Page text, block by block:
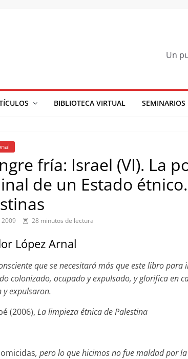
Un
BIBLIOTECA VIRTUAL SEMINARIOS
fría: Israel (VI). La
de un Estado
28 minutos de lectura
López Arnal
que se necesitará más que este libro
colonizado, ocupado y expulsado, y glorifica en
y expulsaron.
(2006), La limpieza étnica de Palestina
, pero lo que hicimos no fue maldad por